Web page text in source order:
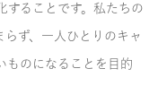
することです。私たちの
ず、一人ひとりのキャ
ものになることを目的